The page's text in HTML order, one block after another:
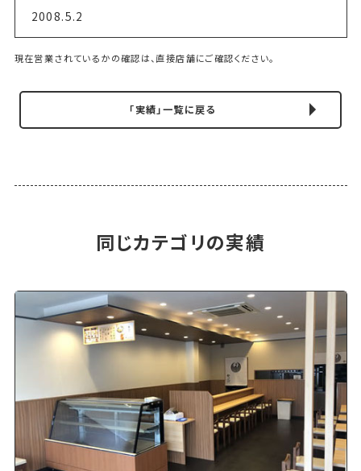
2008.5.2
現在営業されているかの確認は、直接店舗にご確認ください。
「実績」一覧に戻る
同じカテゴリの実績